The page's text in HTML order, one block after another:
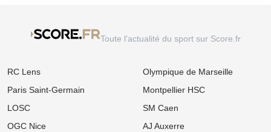
Mercato Strasbourg : Douche froide pour une piste d'expérience
devancée par un club anglais !
Mercato OM : Un rival de Ligue 1 s'immisce dans le dossier Ilan
FC Nantes : Une statistique effrayante plane sur la première
journée des hommes de Der Zakarian
Toute l'actualité du sport sur Score.fr
RC Lens
Paris Saint-Germain
LOSC
OGC Nice
Olympique de Marseille
Montpellier HSC
SM Caen
AJ Auxerre